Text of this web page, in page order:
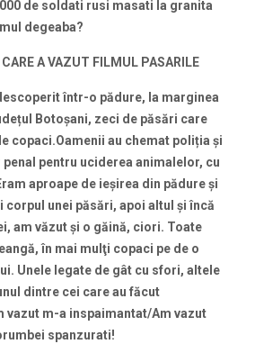
de soldati rusi masati la granita
degeaba?
A VAZUT FILMUL PASARILE
într-o pădure, la marginea
Botoșani, zeci de păsări care
copaci.Oamenii au chemat poliția și
pentru uciderea animalelor, cu
aproape de ieşirea din pădure şi
corpul unei păsări, apoi altul şi încă
am văzut şi o găină, ciori. Toate
în mai mulţi copaci pe de o
Unele legate de gât cu sfori, altele
dintre cei care au făcut
vazut m-a inspaimantat/Am vazut
spanzurati!